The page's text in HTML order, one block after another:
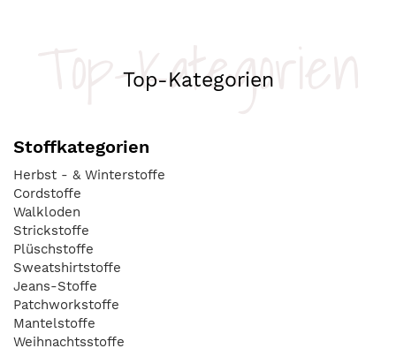
Top-Kategorien
Top-Kategorien
Stoffkategorien
Herbst - & Winterstoffe
Cordstoffe
Walkloden
Strickstoffe
Plüschstoffe
Sweatshirtstoffe
Jeans-Stoffe
Patchworkstoffe
Mantelstoffe
Weihnachtsstoffe